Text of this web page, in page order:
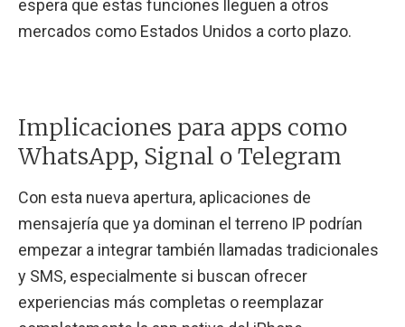
espera que estas funciones lleguen a otros
mercados como Estados Unidos a corto plazo.
Implicaciones para apps como
WhatsApp, Signal o Telegram
Con esta nueva apertura, aplicaciones de
mensajería que ya dominan el terreno IP podrían
empezar a integrar también llamadas tradicionales
y SMS, especialmente si buscan ofrecer
experiencias más completas o reemplazar